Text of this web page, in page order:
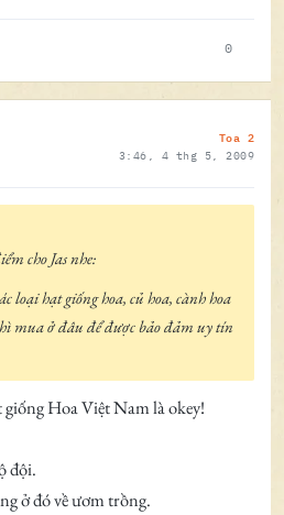
0
Toa 2
3:46, 4 thg 5, 2009
cho Jas nhe:
loại hạt giống hoa, củ hoa, cành hoa
mua ở đâu để được bảo đảm uy tín
Hoa Việt Nam là okey!
đội.
ở đó về ươm trồng.